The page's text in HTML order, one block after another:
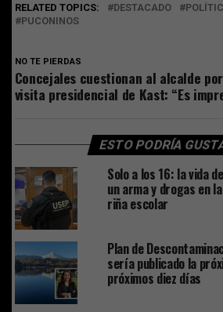
RELATED TOPICS: DESTACADO
PUCONINOS
NO TE PIERDAS
Concejales cuestionan al alcalde
visita presidencial de Kast: “Es
ESTO PODRÍA
Solo a los 16: la vida
un arma y drogas en
riña escolar
Plan de
sería publicado la
próximos diez días